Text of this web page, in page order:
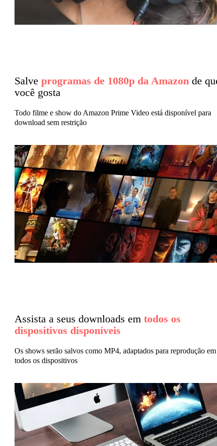
Salve programas de 1080p da Amazon de
você gosta
Todo filme e show do Amazon Prime Video está disponível para
download sem restrição
Assista a seus downloads em todos os
dispositivos disponíveis
Os shows serão salvos como MP4, adaptados para reprodução em
todos os dispositivos